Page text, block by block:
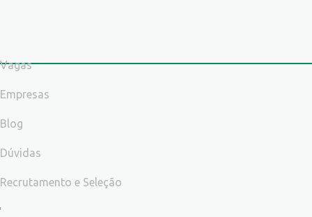
Vagas
Empresas
Blog
Dúvidas
Recrutamento e Seleção